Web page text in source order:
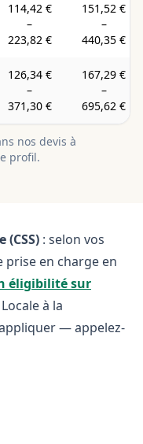
114,42 €
–
223,82 €
151,52 €
–
440,35 €
126,34 €
–
371,30 €
167,29 €
–
695,62 €
nos devis à
profil.
: selon vos
en charge en
éligibilité sur
à la
— appelez-